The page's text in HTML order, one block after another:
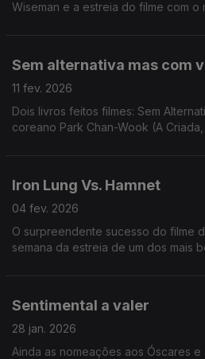
Wiseman e a estreia do filme com o
Sem alternativa mas com
11 fev. 2026
Dois livros feitos filmes: Sem
coreano Park Chan-Wook (A
Iron Lung Vs. Hamnet
04 fev. 2026
O surpreendente sucesso do filme
semana da estreia de um dos mais
Sentimental a valer
28 jan. 2026
Ainda as nomeações aos Óscares e